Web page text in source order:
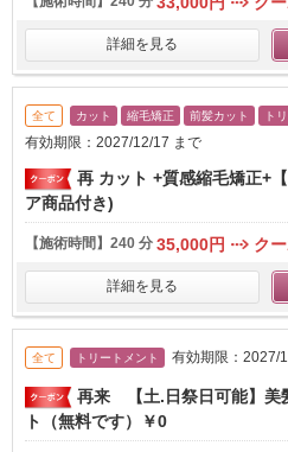
詳細を見る
全て カット 縮毛矯正 前髪カット ト
有効期限：2027/12/17 まで
再 カット +質感縮毛矯正+
ア商品付き)
【施術時間】 240 分 35,000円 ク
詳細を見る
全て トリートメント 有効期限：2027/
再来 【土.日祭日可能】美
ト（無料です）￥0